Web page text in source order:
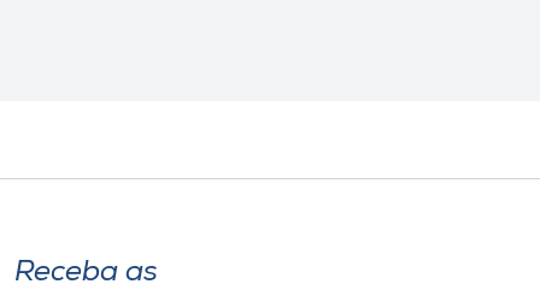
Receba as